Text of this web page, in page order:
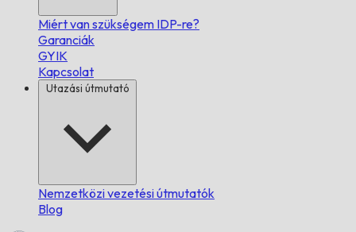
Miért van szükségem IDP-re?
Garanciák
GYIK
Kapcsolat
Utazási útmutató
Nemzetközi vezetési útmutatók
Blog